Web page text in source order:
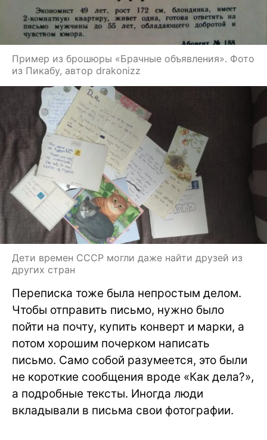
Пример из брошюры «Брачные объявления». Фото
из Пикабу, автор drakonizz
Дети времен СССР могли даже найти друзей из
других стран
Переписка тоже была непростым делом.
Чтобы отправить письмо, нужно было
пойти на почту, купить конверт и марки, а
потом хорошим почерком написать
письмо. Само собой разумеется, это были
не короткие сообщения вроде «Как дела?»,
а подробные тексты. Иногда люди
вкладывали в письма свои фотографии.